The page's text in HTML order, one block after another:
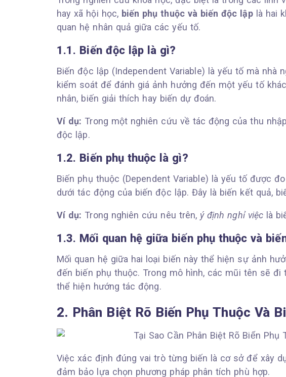
hay xã hội học, biến phụ thuộc và biến độc lậplà hai
quan hệ nhân quả giữa các yếu tố.
1.1. Biến độc lập là gì?
Biến độc lập (Independent Variable) là yếu tố mà nhà
kiểm soát để đánh giá ảnh hưởng đến một yếu tố
nhân, biến giải thích hay biến dự đoán.
Ví dụ: Trong một nghiên cứu về tác động của thu
độc lập.
1.2. Biến phụ thuộc là gì?
Biến phụ thuộc (Dependent Variable) là yếu tố được
dưới tác động của biến độc lập. Đây là biến kết quả,
Ví dụ: Trong nghiên cứu nêu trên, ý định nghỉ việc là
1.3. Mối quan hệ giữa biến phụ thuộc và
Mối quan hệ giữa hai loại biến này thể hiện sự ảnh
đến biến phụ thuộc. Trong mô hình, các mũi tên sẽ
thể hiện hướng tác động.
2. Phân Biệt Rõ Biến Phụ Thuộc Và
Việc xác định đúng vai trò từng biến là cơ sở để xây
đảm bảo lựa chọn phương pháp phân tích phù hợp.